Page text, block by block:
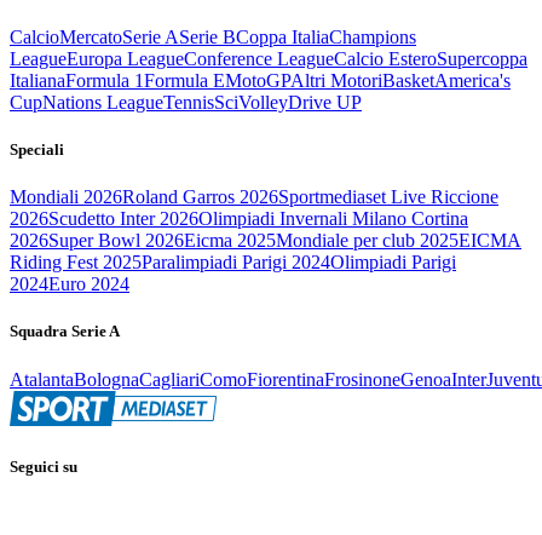
CalcioMercatoSerie ASerie BCoppa ItaliaChampions
LeagueEuropa LeagueConference LeagueCalcio EsteroSupercoppa
ItalianaFormula 1Formula EMotoGPAltri MotoriBasketAmerica's
CupNations LeagueTennisSciVolleyDrive UP
Speciali
Mondiali 2026Roland Garros 2026Sportmediaset Live Riccione
2026Scudetto Inter 2026Olimpiadi Invernali Milano Cortina
2026Super Bowl 2026Eicma 2025Mondiale per club 2025EICMA
Riding Fest 2025Paralimpiadi Parigi 2024Olimpiadi Parigi
2024Euro 2024
Squadra Serie A
AtalantaBolognaCagliariComoFiorentinaFrosinoneGenoaInter
Seguici su